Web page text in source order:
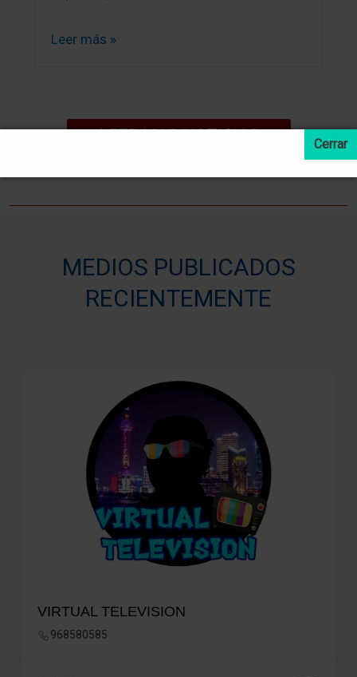
Leer más »
LEER MAS NOTICIAS
MEDIOS PUBLICADOS
RECIENTEMENTE
VIRTUAL TELEVISION
968580585